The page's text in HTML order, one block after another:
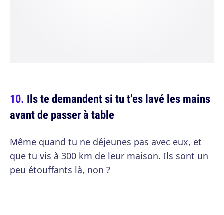
Ils te demandent si tu t’es lavé les mains
avant de passer à table
Même quand tu ne déjeunes pas avec eux, et
que tu vis à 300 km de leur maison. Ils sont un
peu étouffants là, non ?